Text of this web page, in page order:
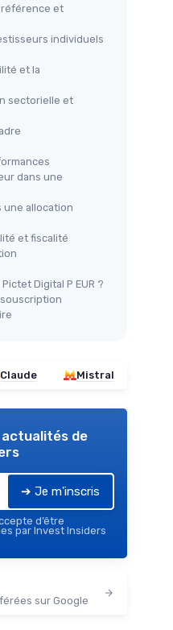
référence et
individuels
et la
sectorielle et
dans une
allocation
et fiscalité
Digital P EUR ?
Claude Mistral
de
➔ Je m'inscris
d’être
par Invest Insiders
sur Google